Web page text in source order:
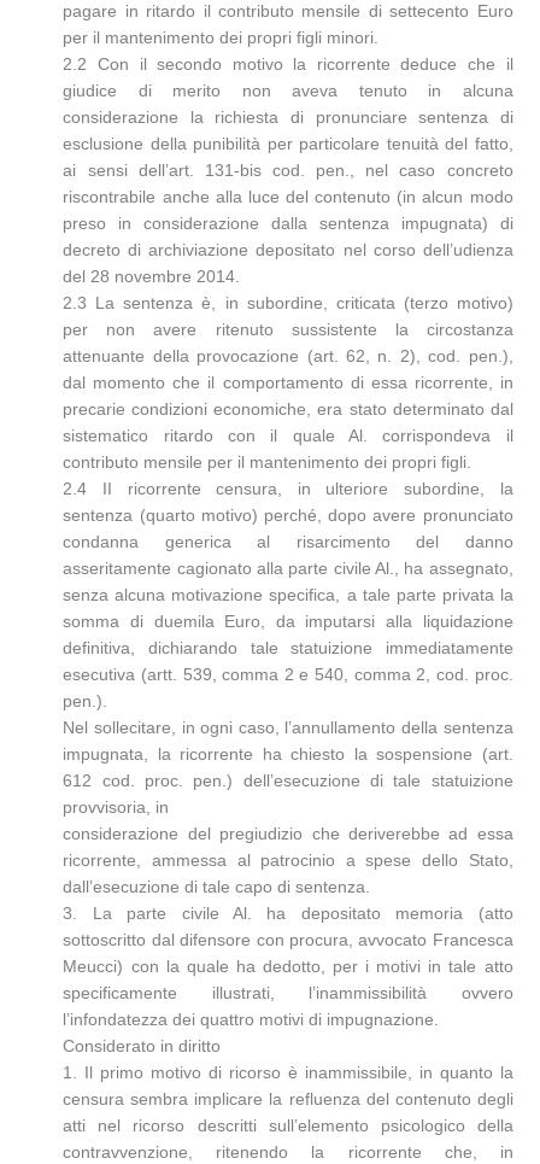
pagare in ritardo il contributo mensile di settecento Euro
per il mantenimento dei propri figli minori.
2.2 Con il secondo motivo la ricorrente deduce che il
giudice di merito non aveva tenuto in alcuna
considerazione la richiesta di pronunciare sentenza di
esclusione della punibilità per particolare tenuità del fatto,
ai sensi dell’art. 131-bis cod. pen., nel caso concreto
riscontrabile anche alla luce del contenuto (in alcun modo
preso in considerazione dalla sentenza impugnata) di
decreto di archiviazione depositato nel corso dell’udienza
del 28 novembre 2014.
2.3 La sentenza è, in subordine, criticata (terzo motivo)
per non avere ritenuto sussistente la circostanza
attenuante della provocazione (art. 62, n. 2), cod. pen.),
dal momento che il comportamento di essa ricorrente, in
precarie condizioni economiche, era stato determinato dal
sistematico ritardo con il quale Al. corrispondeva il
contributo mensile per il mantenimento dei propri figli.
2.4 II ricorrente censura, in ulteriore subordine, la
sentenza (quarto motivo) perché, dopo avere pronunciato
condanna generica al risarcimento del danno
asseritamente cagionato alla parte civile Al., ha assegnato,
senza alcuna motivazione specifica, a tale parte privata la
somma di duemila Euro, da imputarsi alla liquidazione
definitiva, dichiarando tale statuizione immediatamente
esecutiva (artt. 539, comma 2 e 540, comma 2, cod. proc.
pen.).
Nel sollecitare, in ogni caso, l’annullamento della sentenza
impugnata, la ricorrente ha chiesto la sospensione (art.
612 cod. proc. pen.) dell’esecuzione di tale statuizione
provvisoria, in
considerazione del pregiudizio che deriverebbe ad essa
ricorrente, ammessa al patrocinio a spese dello Stato,
dall’esecuzione di tale capo di sentenza.
3. La parte civile Al. ha depositato memoria (atto
sottoscritto dal difensore con procura, avvocato Francesca
Meucci) con la quale ha dedotto, per i motivi in tale atto
specificamente illustrati, l’inammissibilità ovvero
l’infondatezza dei quattro motivi di impugnazione.
Considerato in diritto
1. Il primo motivo di ricorso è inammissibile, in quanto la
censura sembra implicare la refluenza del contenuto degli
atti nel ricorso descritti sull’elemento psicologico della
contravvenzione, ritenendo la ricorrente che, in